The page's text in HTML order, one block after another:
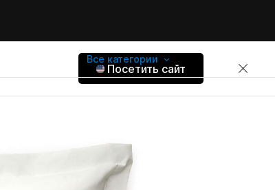
Все категории
Посетить сайт